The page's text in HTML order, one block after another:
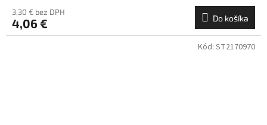
3,30 € bez DPH
4,06 € Do košíka
Kód: ST2170970